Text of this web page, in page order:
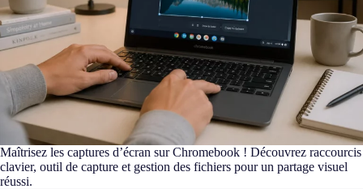
Maîtrisez les captures d’écran sur Chromebook ! Découvrez raccourcis
clavier, outil de capture et gestion des fichiers pour un partage visuel
réussi.